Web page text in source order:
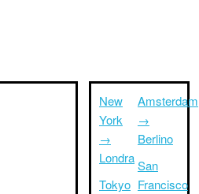
New
York
→
Londra
Tokyo
Amsterdam
→
Berlino
San
Francisco